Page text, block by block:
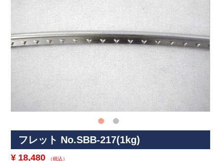
フレット No.SBB-217(1kg)
¥ 18,480 （税込）